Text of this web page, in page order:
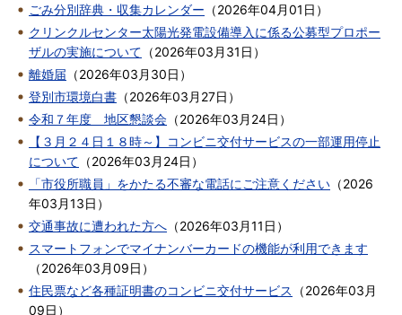
ごみ分別辞典・収集カレンダー （2026年04月01日 ）
クリンクルセンター太陽光発電設備導入に係る公募型プロポー
ザルの実施について （2026年03月31日 ）
離婚届 （2026年03月30日 ）
登別市環境白書 （2026年03月27日 ）
令和７年度 地区懇談会 （2026年03月24日 ）
【３月２４日１８時～】コンビニ交付サービスの一部運用停止
について （2026年03月24日 ）
「市役所職員」をかたる不審な電話にご注意ください （2026
年03月13日 ）
交通事故に遭われた方へ （2026年03月11日 ）
スマートフォンでマイナンバーカードの機能が利用できます
（2026年03月09日 ）
住民票など各種証明書のコンビニ交付サービス
（2026年03月
09日 ）